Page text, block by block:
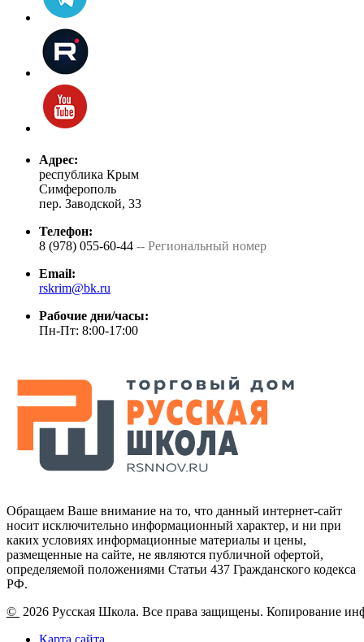
Адрес:
республика Крым
Симферополь
пер. Заводской, 33
Телефон:
8 (978) 055-60-44 -- Региональный номер
Email:
rskrim@bk.ru
Рабочие дни/часы:
Пн-Пт: 8:00-17:00
Обращаем Ваше внимание на то, что данный интернет-сайт
носит исключительно информационный характер, и ни при
каких условиях информационные материалы и цены,
размещенные на сайте, не являются публичной офертой,
определяемой положениями Статьи 437 Гражданского кодекса
РФ.
© 2026 Русская Школа. Все права защищены. Копирование
Карта сайта